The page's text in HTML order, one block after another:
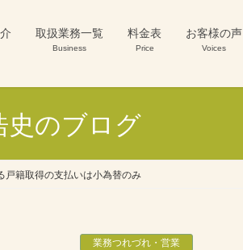
取扱業務一覧
Business
料金表
Price
お客様の声
Voices
史のブログ
戸籍取得の支払いは小為替のみ
業務つれづれ・営業